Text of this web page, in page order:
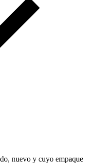
nuevo y cuyo empaque